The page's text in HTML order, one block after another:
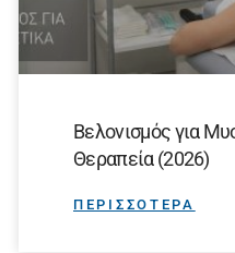
Βελονισμός για
Θεραπεία (2026)
ΠΕΡΙΣΣΟΤΕΡΑ